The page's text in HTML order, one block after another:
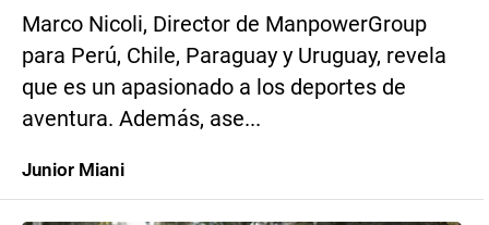
Marco Nicoli, Director de ManpowerGroup
para Perú, Chile, Paraguay y Uruguay, revela
que es un apasionado a los deportes de
aventura. Además, ase...
Junior Miani